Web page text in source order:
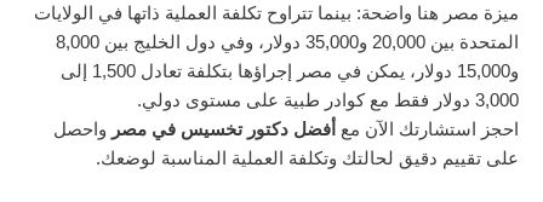
ميزة مصر هنا واضحة: بينما تتراوح تكلفة العملية ذاتها في الولايات
المتحدة بين 20,000 و35,000 دولار، وفي دول الخليج بين 8,000
و15,000 دولار، يمكن في مصر إجراؤها بتكلفة تعادل 1,500 إلى
3,000 دولار فقط مع كوادر طبية على مستوى دولي.
احجز استشارتك الآن مع أفضل دكتور تخسيس في مصر واحصل
على تقييم دقيق لحالتك وتكلفة العملية المناسبة لوضعك.